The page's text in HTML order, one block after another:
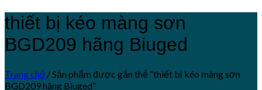
thiết bị kéo màng sơn
BGD209 hãng Biuged
Trang chủ /Sản phẩm được gắn thẻ “thiết bị kéo màng sơn
BGD209 hãng Biuged”